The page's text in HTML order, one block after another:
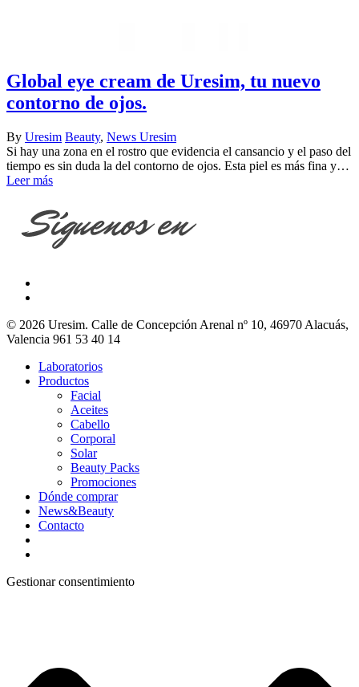
Global eye cream de Uresim, tu nuevo
contorno de ojos.
By Uresim Beauty, News Uresim
Si hay una zona en el rostro que evidencia el cansancio y el paso del
tiempo es sin duda la del contorno de ojos. Esta piel es más fina y…
Leer más
© 2026 Uresim. Calle de Concepción Arenal nº 10, 46970 Alacuás,
Valencia 961 53 40 14
Laboratorios
Productos
Facial
Aceites
Cabello
Corporal
Solar
Beauty Packs
Promociones
Dónde comprar
News&Beauty
Contacto
Gestionar consentimiento